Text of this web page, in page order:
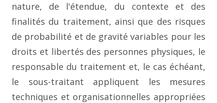
nature, de l'étendue, du contexte et des
finalités du traitement, ainsi que des risques
de probabilité et de gravité variables pour les
droits et libertés des personnes physiques, le
responsable du traitement et, le cas échéant,
le sous-traitant appliquent les mesures
techniques et organisationnelles appropriées